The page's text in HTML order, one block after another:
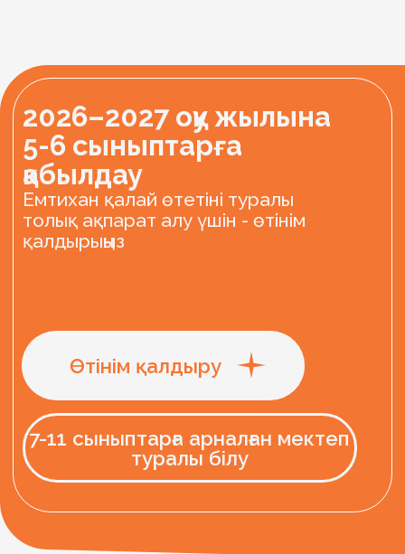
Дәл қазір өтінім
Оқу шарты
Лицензия қаз
Лицензия
Санитариялық-эпидемиологиялық қорытынды